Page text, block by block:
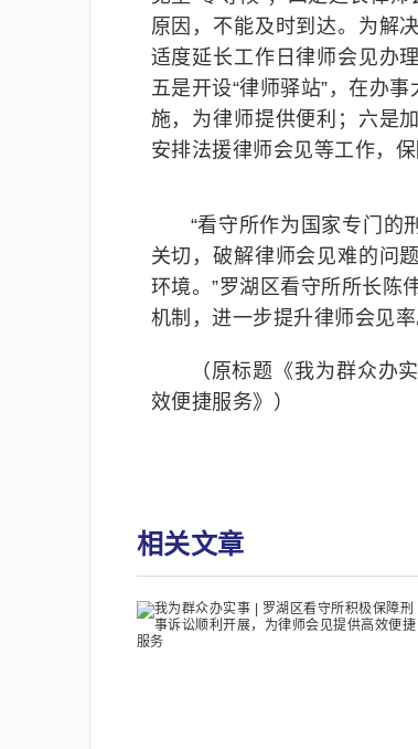
原因，不能及时到达。为解
适度延长工作日律师会见办
五是开设“律师驿站”，在办
施，为律师提供便利；六是
安排法援律师会见等工作，
“看守所作为国家专门的
关切，破解律师会见难的问
环境。”罗湖区看守所所长陈
机制，进一步提升律师会见率
（原标题《我为群众办
效便捷服务》）
相关文章